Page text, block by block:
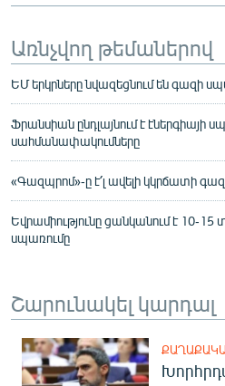
Առնչվող թեմաներով
ԵՄ երկրները նվազեցնում են գազի
Ֆրանսիան ընդլայնում է էներգիայի
սահմանափակումները
«Գազպրոմ»-ը է՛լ ավելի կկրճատի
Եվրամիությունը ցանկանում է 10-15
սպառումը
Շարունակել կարդալ